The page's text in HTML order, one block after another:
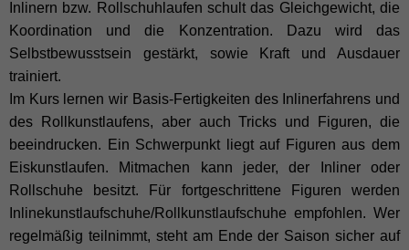
Inlinern bzw. Rollschuhlaufen schult das Gleichgewicht, die
Koordination und die Konzentration. Dazu wird das
Selbstbewusstsein gestärkt, sowie Kraft und Ausdauer
trainiert.
Im Kurs lernen wir Basis-Fertigkeiten des Inlinerfahrens und
des Rollkunstlaufens, aber auch Tricks und Figuren, die
beeindrucken. Ein Schwerpunkt liegt auf Figuren aus dem
Eiskunstlaufen. Mitmachen kann jeder, der Inliner oder
Rollschuhe besitzt. Für fortgeschrittene Figuren werden
Inlinekunstlaufschuhe/Rollkunstlaufschuhe empfohlen. Wer
regelmäßig teilnimmt, steht am Ende der Saison sicher auf